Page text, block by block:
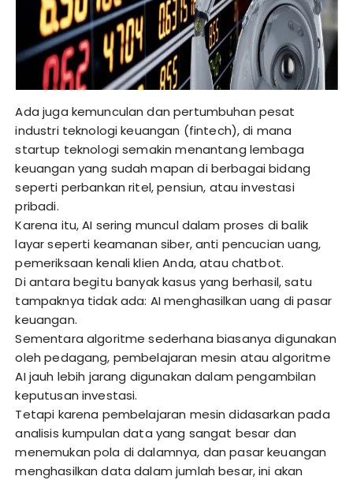
Ada juga kemunculan dan pertumbuhan pesat
industri teknologi keuangan (fintech), di mana
startup teknologi semakin menantang lembaga
keuangan yang sudah mapan di berbagai bidang
seperti perbankan ritel, pensiun, atau investasi
pribadi.
Karena itu, AI sering muncul dalam proses di balik
layar seperti keamanan siber, anti pencucian uang,
pemeriksaan kenali klien Anda, atau chatbot.
Di antara begitu banyak kasus yang berhasil, satu
tampaknya tidak ada: AI menghasilkan uang di pasar
keuangan.
Sementara algoritme sederhana biasanya digunakan
oleh pedagang, pembelajaran mesin atau algoritme
AI jauh lebih jarang digunakan dalam pengambilan
keputusan investasi.
Tetapi karena pembelajaran mesin didasarkan pada
analisis kumpulan data yang sangat besar dan
menemukan pola di dalamnya, dan pasar keuangan
menghasilkan data dalam jumlah besar, ini akan